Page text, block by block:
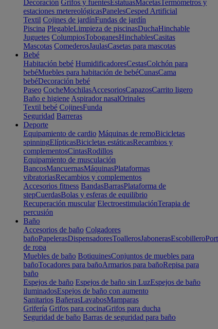
Decoración Grifos y fuentesEstatuasMacetasTermómetros y
estaciones metereológicasPanelesCesped Artificial
Textil Cojines de jardínFundas de jardín
Piscina PlegableLimpieza de piscinasDuchaHinchable
Juguetes ColumpiosToboganesHinchablesCasitas
Mascotas ComederosJaulasCasetas para mascotas
Bebé
Habitación bebé HumidificadoresCestasColchón para
bebéMuebles para habitación de bebéCunasCama
bebéDecoración bebé
Paseo CocheMochilasAccesoriosCapazosCarrito ligero
Baño e higiene Aspirador nasalOrinales
Textil bebé CojinesFunda
Seguridad Barreras
Deporte
Equipamiento de cardio Máquinas de remoBicicletas
spinningElípticasBicicletas estáticasRecambios y
complementosCintasRodillos
Equipamiento de musculación
BancosMancuernasMáquinasPlataformas
vibratoriasRecambios y complementos
Accesorios fitness BandasBarrasPlataforma de
stepCuerdasBolas y esferas de equilibrio
Recuperación muscular ElectroestimulaciónTerapia de
percusión
Baño
Accesorios de baño Colgadores
bañoPapelerasDispensadoresToallerosJabonerasEscobillero
de ropa
Muebles de baño BotiquinesConjuntos de muebles para
bañoTocadores para bañoArmarios para bañoRepisa para
baño
Espejos de baño Espejos de baño sin LuzEspejos de baño
iluminadosEspejos de baño con aumento
Sanitarios BañerasLavabosMamparas
Grifería Grifos para cocinaGrifos para ducha
Seguridad de baño Barras de seguridad para baño